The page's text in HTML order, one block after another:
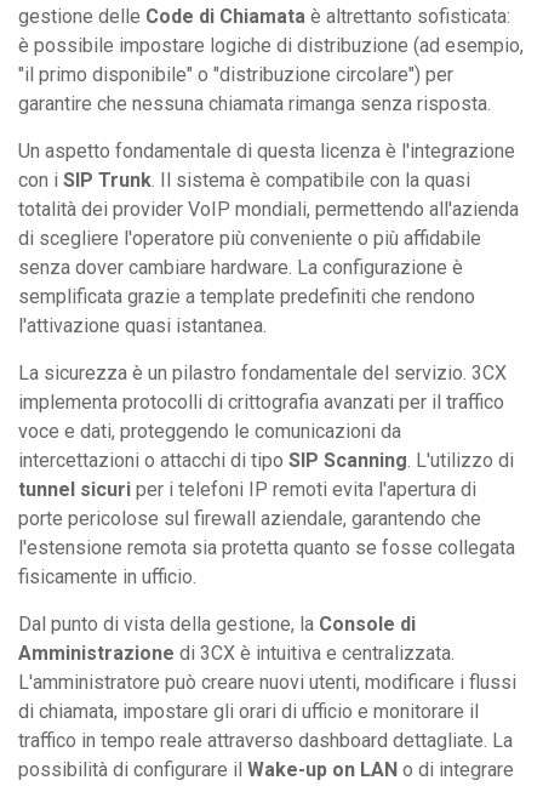
gestione delle Code di Chiamata è altrettanto sofisticata:
è possibile impostare logiche di distribuzione (ad esempio,
"il primo disponibile" o "distribuzione circolare") per
garantire che nessuna chiamata rimanga senza risposta.
Un aspetto fondamentale di questa licenza è l'integrazione
con i SIP Trunk. Il sistema è compatibile con la quasi
totalità dei provider VoIP mondiali, permettendo all'azienda
di scegliere l'operatore più conveniente o più affidabile
senza dover cambiare hardware. La configurazione è
semplificata grazie a template predefiniti che rendono
l'attivazione quasi istantanea.
La sicurezza è un pilastro fondamentale del servizio. 3CX
implementa protocolli di crittografia avanzati per il traffico
voce e dati, proteggendo le comunicazioni da
intercettazioni o attacchi di tipo SIP Scanning. L'utilizzo di
tunnel sicuri per i telefoni IP remoti evita l'apertura di
porte pericolose sul firewall aziendale, garantendo che
l'estensione remota sia protetta quanto se fosse collegata
fisicamente in ufficio.
Dal punto di vista della gestione, la Console di
Amministrazione di 3CX è intuitiva e centralizzata.
L'amministratore può creare nuovi utenti, modificare i flussi
di chiamata, impostare gli orari di ufficio e monitorare il
traffico in tempo reale attraverso dashboard dettagliate. La
possibilità di configurare il Wake-up on LAN o di integrare